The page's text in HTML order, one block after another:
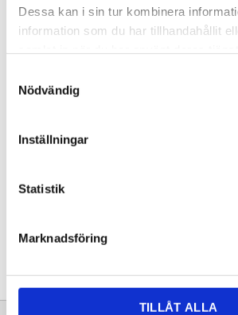
Dessa kan i sin tur kombinera
information som du har tillhandahållit
Nödvändig
Inställningar
Statistik
Marknadsföring
TILLÅT ALLA
Antal
Artikelnr